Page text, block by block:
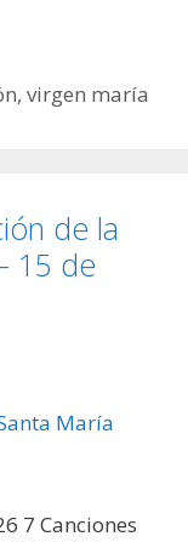
,virgen maría
de la
15 de
7 Canciones